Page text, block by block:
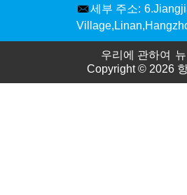
세부 주소:
우리에 관하여
Copyright © 2026